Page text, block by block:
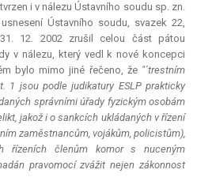
i v nálezu Ústavního soudu sp. zn.
Ústavního soudu, svazek 22,
12. 2002 zrušil celou část pátou
v nálezu, který vedl k nové koncepci
bylo mimo jiné řečeno, že "´trestním
1 jsou podle judikatury ESLP prakticky
správními úřady fyzickým osobám
jakož i o sankcích ukládaných v řízení
zaměstnancům, vojákům, policistům),
řízeních členům komor s nuceným
pravomocí zvážit nejen zákonnost